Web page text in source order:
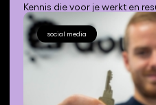
Kennis die voor je werkt en
social media